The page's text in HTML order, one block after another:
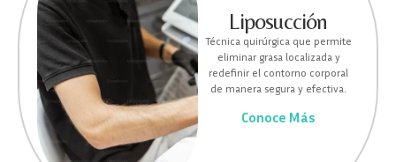
Liposucción
Técnica quirúrgica que permite
eliminar grasa localizada y
redefinir el contorno corporal
de manera segura y efectiva.
Conoce Más